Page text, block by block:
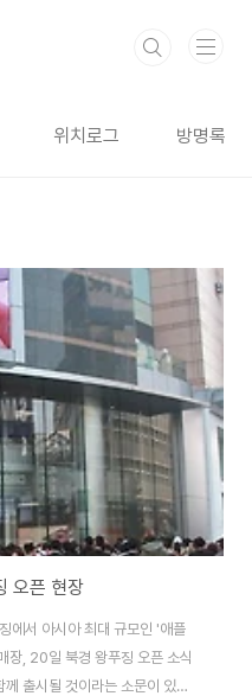
위치로그 방명록
오픈 현장
에서 아시아 최대 규모인 '애플
장, 20일 북경 왕푸징 오픈 소식
출시될 것이라는 소문이 있었